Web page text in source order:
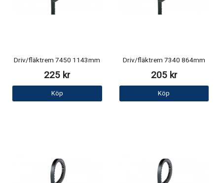
Driv/fläktrem 7450 1143mm
225 kr
Köp
Driv/fläktrem 7340 864mm
205 kr
Köp